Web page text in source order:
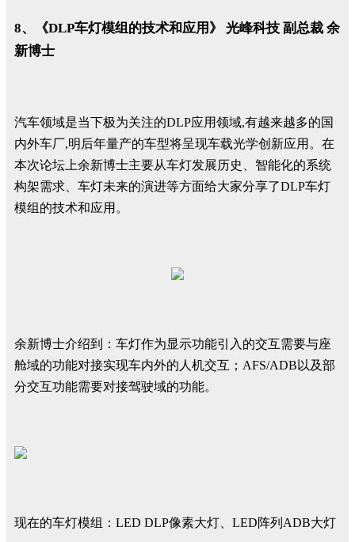
8、《DLP车灯模组的技术和应用》 光峰科技 副总裁 余
新博士
汽车领域是当下极为关注的DLP应用领域,有越来越多的国
内外车厂,明后年量产的车型将呈现车载光学创新应用。在
本次论坛上余新博士主要从车灯发展历史、智能化的系统
构架需求、车灯未来的演进等方面给大家分享了DLP车灯
模组的技术和应用。
余新博士介绍到：车灯作为显示功能引入的交互需要与座
舱域的功能对接实现车内外的人机交互；AFS/ADB以及部
分交互功能需要对接驾驶域的功能。
现在的车灯模组：LED DLP像素大灯、LED阵列ADB大灯